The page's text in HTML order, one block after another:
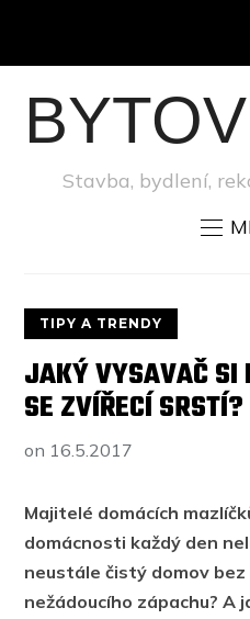
Stavba, bydlení,
TIPY A TRENDY
JAKÝ VYSAVAČ SI
SE ZVÍŘECÍ SRSTÍ?
on 16.5.2017
Majitelé domácích
domácnosti každý den
neustále čistý domov
nežádoucího zápachu? A